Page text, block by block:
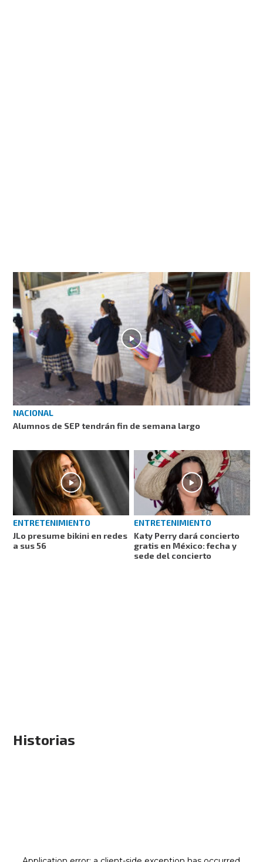
NACIONAL
Alumnos de SEP tendrán fin de semana largo
ENTRETENIMIENTO
JLo presume bikini en redes
a sus 56
ENTRETENIMIENTO
Katy Perry dará concierto
gratis en México: fecha y
sede del concierto
Historias